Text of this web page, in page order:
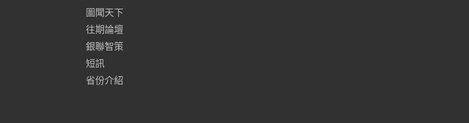
圖聞天下
往期論壇
銀聯智策
短訊
省份介紹